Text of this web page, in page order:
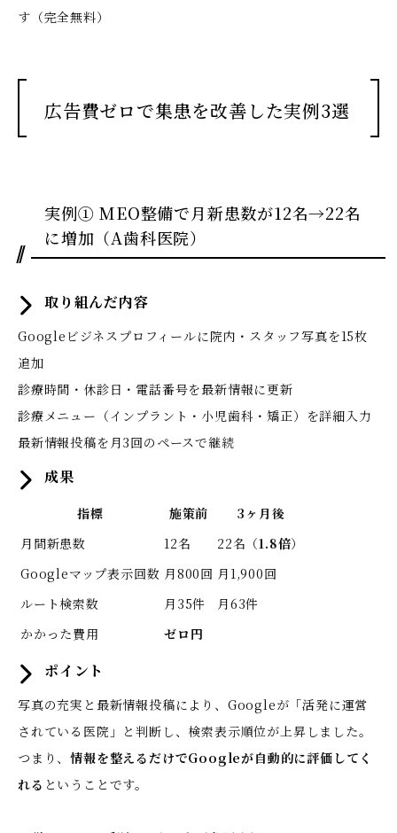
す（完全無料）
広告費ゼロで集患を改善した実例3選
実例① MEO整備で月新患数が12名→22名
に増加（A歯科医院）
取り組んだ内容
Googleビジネスプロフィールに院内・スタッフ写真を15枚
追加
診療時間・休診日・電話番号を最新情報に更新
診療メニュー（インプラント・小児歯科・矯正）を詳細入力
最新情報投稿を月3回のペースで継続
成果
指標 施策前
3ヶ月後
月間新患数
12名 22名（1.8倍）
Googleマップ表示回数 月800回 月1,900回
ルート検索数
月35件
月63件
かかった費用
ゼロ円
ポイント
写真の充実と最新情報投稿により、Googleが「活発に運営
されている医院」と判断し、検索表示順位が上昇しました。
つまり、情報を整えるだけでGoogleが自動的に評価してく
れる ということです。